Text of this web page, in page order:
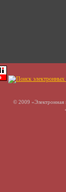
© 2009